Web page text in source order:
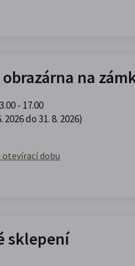
na
- 17.00
do 31. 8. 2026)
dobu
sklepení